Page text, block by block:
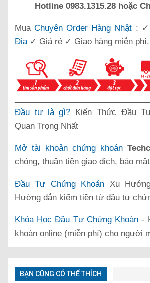
Hotline 0983.1315.28 hoặc
MuaChuyên Order Hàng Nhật : ✓
Địa ✓ Giá rẻ ✓ Giao hàng miễn phí.
Đầu tư là gì? Kiến Thức Đầu
Quan Trọng Nhất
Mở tài khoản chứng khoán
chóng, thuận tiện giao dịch, bảo
Đầu Tư Chứng Khoán Xu
Hướng dẫn kiếm tiền từ đầu tư
Khóa Học Đầu Tư Chứng Khoán -
khoán online (miễn phí) cho người
BẠN CŨNG CÓ THỂ THÍCH